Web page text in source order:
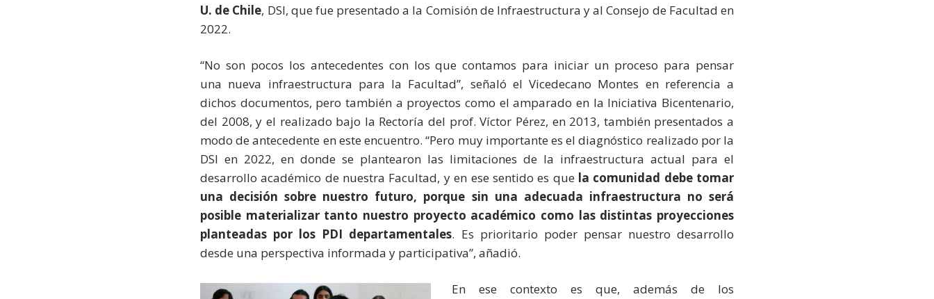
U. de Chile, DSI, que fue presentado a la Comisión de Infraestructura y al Consejo de Facultad en
2022.
“No son pocos los antecedentes con los que contamos para iniciar un proceso para pensar
una nueva infraestructura para la Facultad”, señaló el Vicedecano Montes en referencia a
dichos documentos, pero también a proyectos como el amparado en la Iniciativa Bicentenario,
del 2008, y el realizado bajo la Rectoría del prof. Víctor Pérez, en 2013, también presentados a
modo de antecedente en este encuentro. “Pero muy importante es el diagnóstico realizado por la
DSI en 2022, en donde se plantearon las limitaciones de la infraestructura actual para el
desarrollo académico de nuestra Facultad, y en ese sentido es que la comunidad debe tomar
una decisión sobre nuestro futuro, porque sin una adecuada infraestructura no será
posible materializar tanto nuestro proyecto académico como las distintas proyecciones
planteadas por los PDI departamentales. Es prioritario poder pensar nuestro desarrollo
desde una perspectiva informada y participativa”, añadió.
En ese contexto es que, además de los